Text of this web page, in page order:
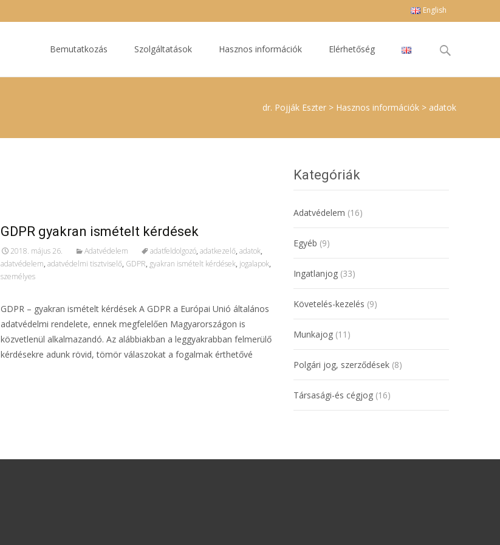
English
Bemutatkozás Szolgáltatások Hasznos információk Elérhetőség
Keresés
erre:
dr. Pojják Eszter > Hasznos információk > adatok
GDPR gyakran ismételt kérdések
2018. május 26. Adatvédelem adatfeldolgozó, adatkezelő, adatok,
adatvédelem, adatvédelmi tisztviselő, GDPR, gyakran ismételt kérdések, jogalapok,
személyes
GDPR – gyakran ismételt kérdések A GDPR a Európai Unió általános
adatvédelmi rendelete, ennek megfelelően Magyarországon is
közvetlenül alkalmazandó. Az alábbiakban a leggyakrabban felmerülő
kérdésekre adunk rövid, tömör válaszokat a fogalmak érthetővé
Kategóriák
Adatvédelem (16)
Egyéb (9)
Ingatlanjog (33)
Követelés-kezelés (9)
Munkajog (11)
Polgári jog, szerződések (8)
Társasági-és cégjog (16)